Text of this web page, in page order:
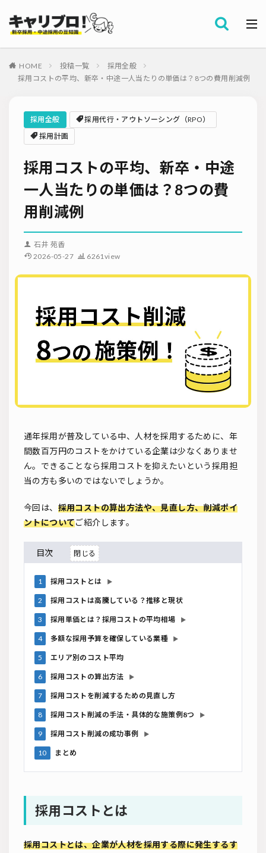
HOME 投稿一覧
採用全般
採用コストの平均、新卒・中途一人当たりの単価は？8つの費用削減例
採用全般
採用代行・アウトソーシング（RPO）
採用計画
採用コストの平均、新卒・中途
一人当たりの単価は？8つの費
用削減例
石井 苑香
2026-05-27
6261view
通年採用が普及している中、人材を採用するために、年
間数百万円のコストをかけている企業は少なくありませ
ん。できることなら採用コストを抑えたいという採用担
当の方も多いのではないでしょうか。
今回は、 採用コストの算出方法や、見直し方、削減ポイ
ントについてご紹介します。
目次
1 採用コストとは ▶
2 採用コストは高騰している？推移と現状
3 採用単価とは？採用コストの平均相場 ▶
4 多額な採用予算を確保している業種 ▶
5 エリア別のコスト平均
6 採用コストの算出方法 ▶
7 採用コストを削減するための見直し方
8 採用コスト削減の手法・具体的な施策例8つ ▶
9 採用コスト削減の成功事例 ▶
10 まとめ
採用コストとは
採用コストとは、企業が人材を採用する際に発生するす
カテゴリー
タグ
就職サイト
転職サイト
ダイレクトリクルーティング
採用管理システム（ATS）
採用ノウハウ
母集団の形成確保
エンジニア採用
採用イベント・合説
面接・選考
内定フォロー
採用コンサルティング
新卒・人材紹介
早期離職
検索
労務・組織
資料ダウンロード